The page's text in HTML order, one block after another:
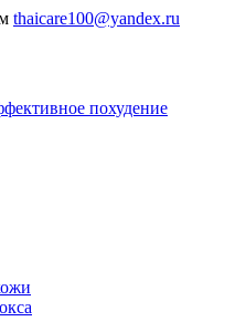
thaicare100@yandex.ru
похудение